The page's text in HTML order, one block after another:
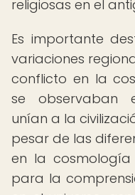
religiosas en el
Es importante
variaciones
conflicto en la
se observaban
unían a la
pesar de las
en la
para la